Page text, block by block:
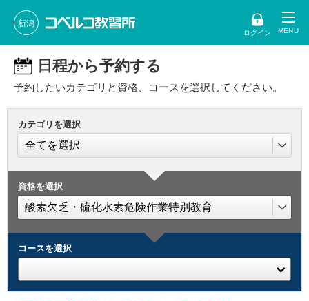
新潟
ログイン
日程から予約する
予約したいカテゴリと資格、コースを選択してください。
カテゴリを選択
資格を選択
コースを選択